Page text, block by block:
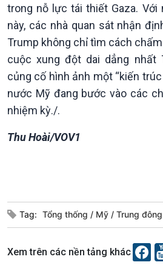
Chát với người nổi tiếng
Câu chuyện Thể thao
E-
trong nỗ lực tái thiết Gaza. Với
này, các nhà quan sát nhận
Trump không chỉ tìm cách
cuộc xung đột dai dẳng nhất
củng cố hình ảnh một “kiến
nước Mỹ đang bước vào các
nhiệm kỳ./.
Thu Hoài/VOV1
Tag: Tổng thống Mỹ Trung đông
Xem trên các nền tảng khác